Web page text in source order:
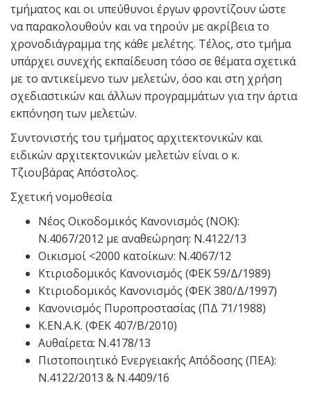
τμήματος και οι υπεύθυνοι έργων φροντίζουν ώστε
να παρακολουθούν και να τηρούν με ακρίβεια το
χρονοδιάγραμμα της κάθε μελέτης. Τέλος, στο τμήμα
υπάρχει συνεχής εκπαίδευση τόσο σε θέματα σχετικά
με το αντικείμενο των μελετών, όσο και στη χρήση
σχεδιαστικών και άλλων προγραμμάτων για την άρτια
εκπόνηση των μελετών.
Συντονιστής του τμήματος αρχιτεκτονικών και
ειδικών αρχιτεκτονικών μελετών είναι ο κ.
Τζιουβάρας Απόστολος.
Σχετική νομοθεσία
Νέος Οικοδομικός Κανονισμός (ΝΟΚ):
Ν.4067/2012 με αναθεώρηση: Ν.4122/13
Οικισμοί <2000 κατοίκων: Ν.4067/12
Κτιριοδομικός Κανονισμός (ΦΕΚ 59/Δ/1989)
Κτιριοδομικός Κανονισμός (ΦΕΚ 380/Δ/1997)
Κανονισμός Πυροπροστασίας (ΠΔ 71/1988)
Κ.ΕΝ.Α.Κ. (ΦΕΚ 407/Β/2010)
Αυθαίρετα: Ν.4178/13
Πιστοποιητικό Ενεργειακής Απόδοσης (ΠΕΑ):
Ν.4122/2013 & Ν.4409/16